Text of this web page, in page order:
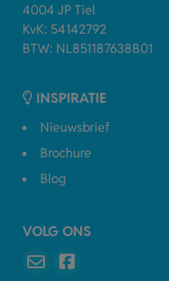
4004 JP Tiel
KvK: 54142792
BTW: NL851187638B01
INSPIRATIE
Nieuwsbrief
Brochure
Blog
VOLG ONS